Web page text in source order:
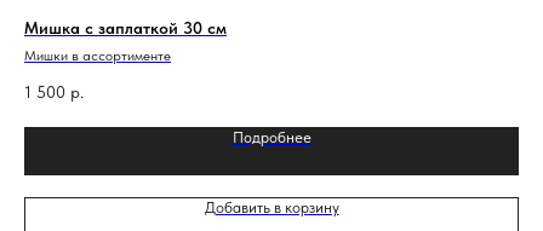
Мишка с заплаткой 30 см
Мишки в ассортименте
1 500 р.
Подробнее
Добавить в корзину